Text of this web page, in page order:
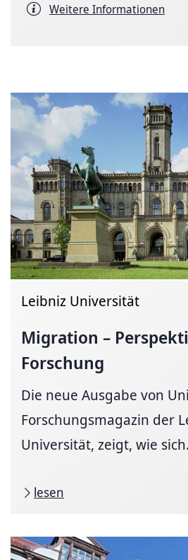
Weitere Informationen
Leibniz Universität
Migration –
Forschung
Die neue Ausgabe von
Forschungsmagazin der
Universität, zeigt, wie
lesen